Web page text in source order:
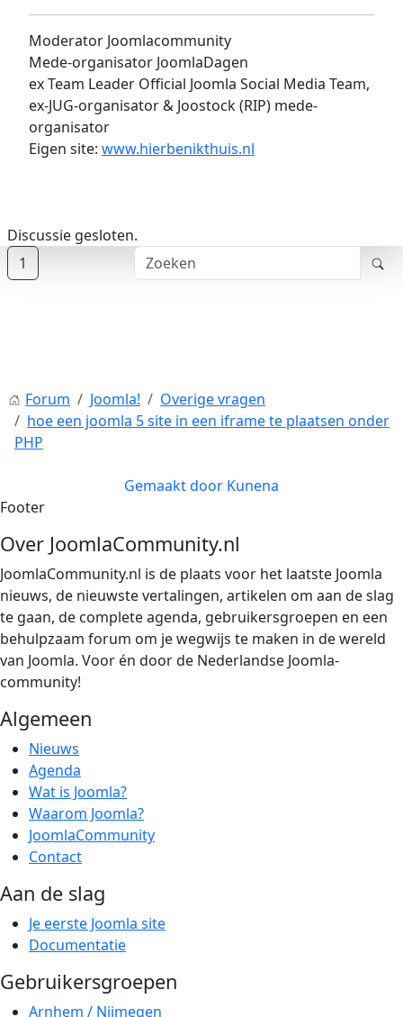
Moderator Joomlacommunity
Mede-organisator JoomlaDagen
ex Team Leader Official Joomla Social Media Team,
ex-JUG-organisator & Joostock (RIP) mede-
organisator
Eigen site: www.hierbenikthuis.nl
Discussie gesloten.
1
Forum Joomla!
Overige vragen
hoe een joomla 5 site in een iframe te plaatsen onder
PHP
Gemaakt door Kunena
Footer
Over JoomlaCommunity.nl
JoomlaCommunity.nl is de plaats voor het laatste Joomla
nieuws, de nieuwste vertalingen, artikelen om aan de slag
te gaan, de complete agenda, gebruikersgroepen en een
behulpzaam forum om je wegwijs te maken in de wereld
van Joomla. Voor én door de Nederlandse Joomla-
community!
Algemeen
Nieuws
Agenda
Wat is Joomla?
Waarom Joomla?
JoomlaCommunity
Contact
Aan de slag
Je eerste Joomla site
Documentatie
Gebruikersgroepen
Arnhem / Nijmegen